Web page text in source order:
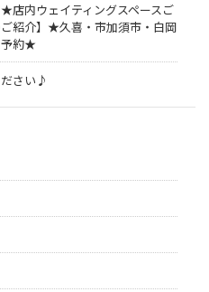
店内ウェイティングスペースご
紹介】★久喜・市加須市・白岡
予約★
さい♪